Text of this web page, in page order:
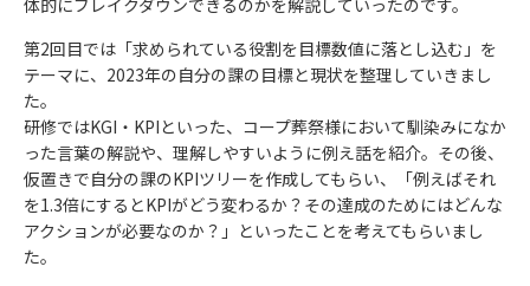
体的にブレイクダウンできるのかを解説していったのです。
第2回目では「求められている役割を目標数値に落とし込む」を
テーマに、2023年の自分の課の目標と現状を整理していきまし
た。
研修ではKGI・KPIといった、コープ葬祭様において馴染みになか
った言葉の解説や、理解しやすいように例え話を紹介。その後、
仮置きで自分の課のKPIツリーを作成してもらい、「例えばそれ
を1.3倍にするとKPIがどう変わるか？その達成のためにはどんな
アクションが必要なのか？」といったことを考えてもらいまし
た。